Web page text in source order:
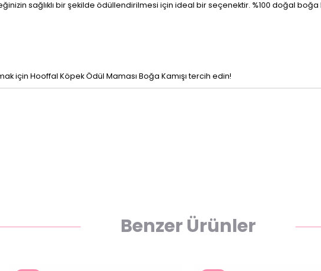
sağlıklı bir şekilde ödüllendirilmesi için ideal bir seçenektir. %100 doğal
için Hooffal Köpek Ödül Maması Boğa Kamışı tercih edin!
Benzer Ürünler